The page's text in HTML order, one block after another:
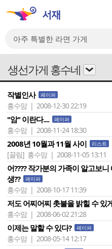
생선가게 홍수네
작별인사 페이퍼
홍수맘 | 2008-12-30 22:19
"암" 이란다.... 페이퍼
홍수맘 | 2008-11-24 18:30
2008년 10월과 11월 사이 리스트
[끌림] 홍수맘 | 2008-11-05 13:11
어???? 작가분의 가족이 알고보
생??
페이퍼
홍수맘 | 2008-10-17 11:39
저도 어찌어찌 촛불을 밝힐 수 있
홍수맘 | 2008-06-02 21:28
이제는 말할 수 있다? 페이퍼
홍수맘 | 2008-05-14 12:17